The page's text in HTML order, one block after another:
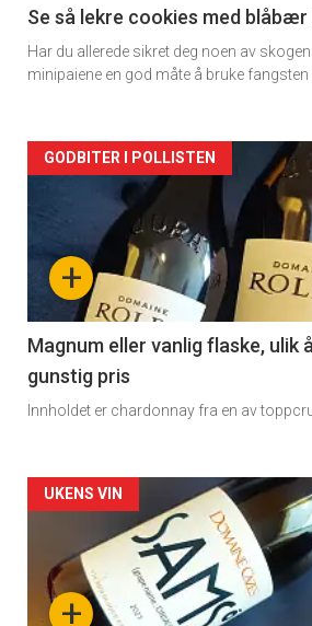
2
Se så lekre cookies med blåbær
Har du allerede sikret deg noen av
minipaiene en god måte å bruke fangsten
Forsiden
akkurat
nå
3
+
GODBITER I POLLISTEN
Magnum eller vanlig flaske, ulik
gunstig pris
Innholdet er chardonnay fra en av
Forsiden
akkurat
nå+
UKENS VIN